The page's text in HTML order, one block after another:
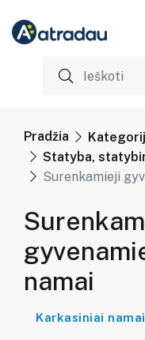
Pradžia
Statyba,
Surenkamieji
namai
Karkasiniai namai